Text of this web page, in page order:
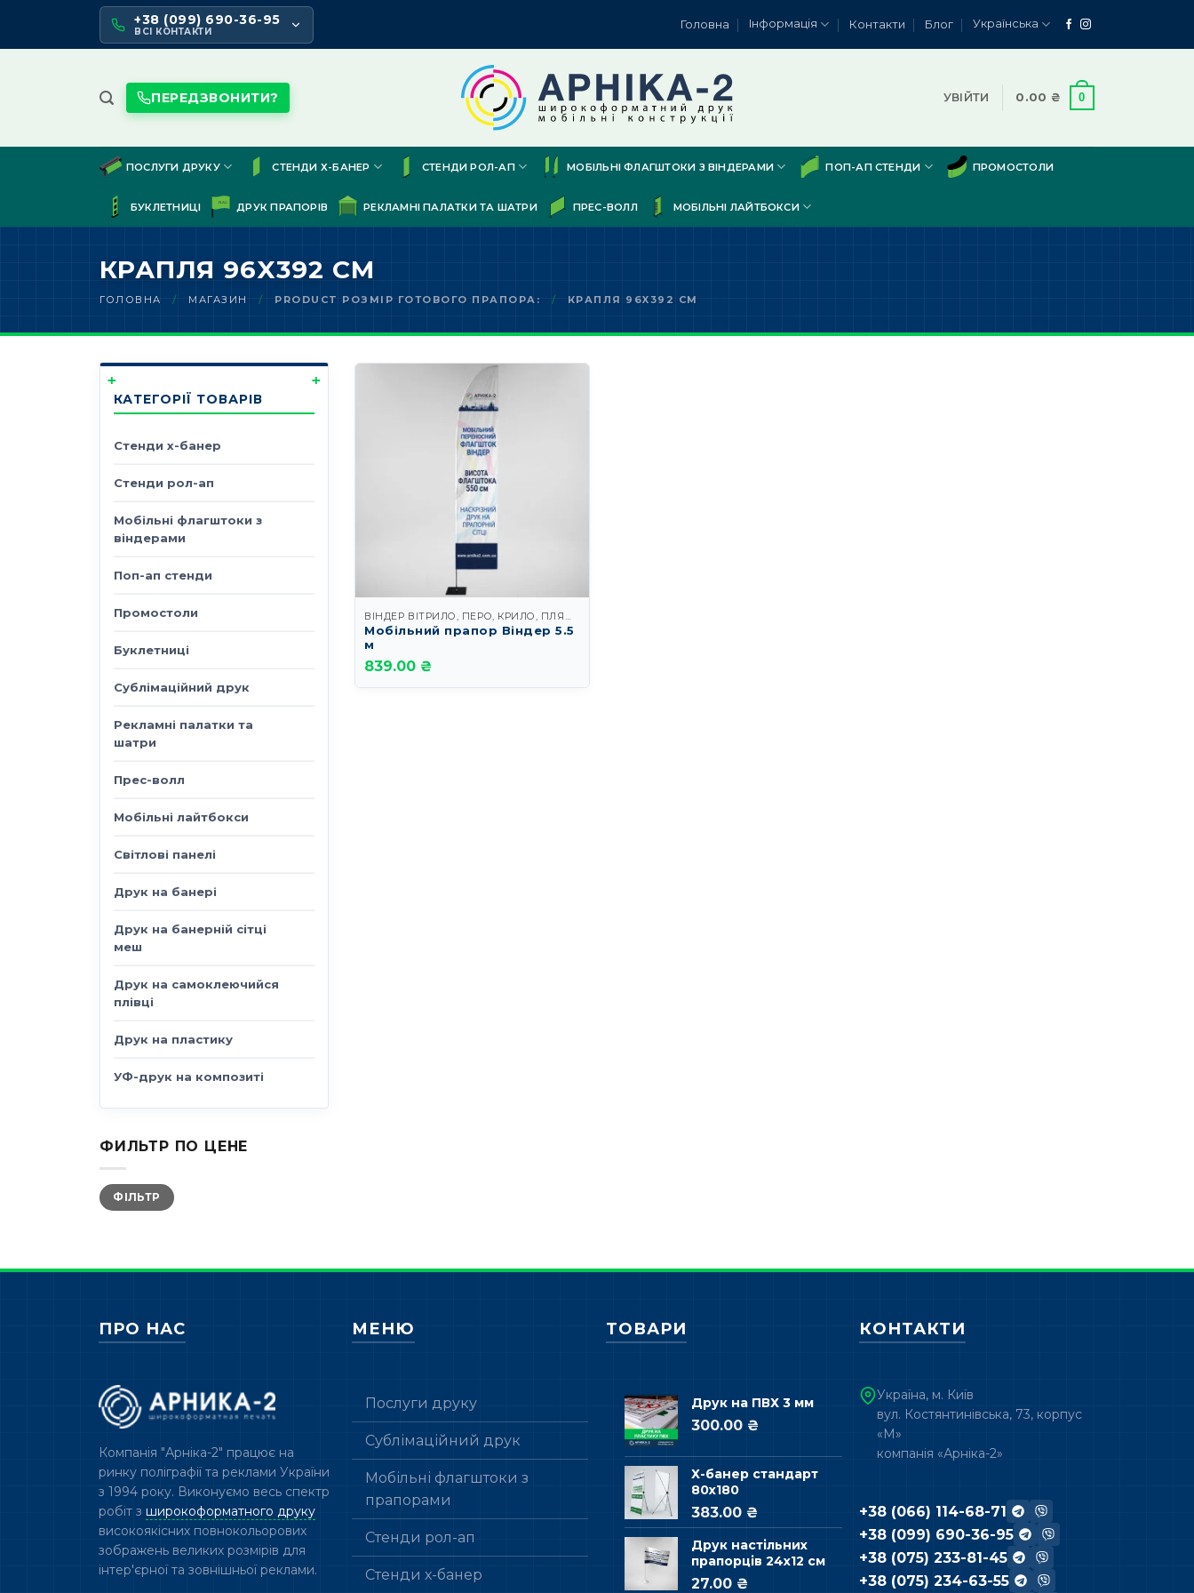
content
+38 (099) 690-36-95
ВСІ КОНТАКТИ
Головна Інформація Контакти Блог Українська
ПЕРЕДЗВОНИТИ? УВІЙТИ 0.00 ₴ 0
ПОСЛУГИ ДРУКУ СТЕНДИ Х-БАНЕР СТЕНДИ РОЛ-АП МОБІЛЬНІ ФЛАГШТОКИ З ВІНДЕРАМИ ПОП-АП СТЕНДИ ПРОМОСТОЛИ
БУКЛЕТНИЦІ ДРУК ПРАПОРІВ РЕКЛАМНІ ПАЛАТКИ ТА ШАТРИ ПРЕС-ВОЛЛ МОБІЛЬНІ ЛАЙТБОКСИ
КРАПЛЯ 96X392 СМ
ГОЛОВНА / МАГАЗИН / PRODUCT РОЗМІР ГОТОВОГО ПРАПОРА: / КРАПЛЯ 96X392 СМ
КАТЕГОРІЇ ТОВАРІВ
Стенди х-банер
Стенди рол-ап
Мобільні флагштоки з
віндерами
Поп-ап стенди
Промостоли
Буклетниці
Сублімаційний друк
Рекламні палатки та
шатри
Прес-волл
Мобільні лайтбокси
Світлові панелі
Друк на банері
Друк на банерній сітці
меш
Друк на самоклеючийся
плівці
Друк на пластику
УФ-друк на композиті
ФИЛЬТР ПО ЦЕНЕ
Мінімальна
ціна
Найбільша
цінаФІЛЬТР
ВІНДЕР ВІТРИЛО, ПЕРО, КРИЛО, ПЛЯЖ І КРАПЛЯ
Мобільний прапор Віндер 5.5
м
839.00 ₴
ПРО НАС
Компанія "Арніка-2" працює на
ринку поліграфії та реклами України
з 1994 року. Виконуємо весь спектр
робіт з широкоформатного друку
високоякісних повнокольорових
зображень великих розмірів для
інтер'єрної та зовнішньої реклами.
МЕНЮ
Послуги друку
Сублімаційний друк
Мобільні флагштоки з
прапорами
Стенди рол-ап
Стенди х-банер
ТОВАРИ
Друк на ПВХ 3 мм
300.00 ₴
Х-банер стандарт
80х180
383.00 ₴
Друк настільних
прапорців 24х12 см
27.00 ₴
КОНТАКТИ
Україна, м. Київ
вул. Костянтинівська, 73, корпус
«М»
компанія «Арніка-2»
+38 (066) 114-68-71
+38 (099) 690-36-95
+38 (075) 233-81-45
+38 (075) 234-63-55